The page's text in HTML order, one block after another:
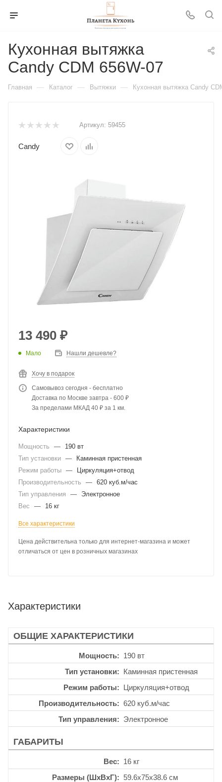
Кухонная вытяжка
Candy CDM 656W-07
Главная — Каталог — Вытяжки — Кухонная вытяжка Candy
Артикул: 59455
Candy
13 490 ₽
Мало Нашли дешевле?
Хочу в подарок
Самовывоз сегодня - бесплатно
Доставка по Москве завтра - 600 ₽
За пределами МКАД 40 ₽ за 1 км.
Характеристики
Мощность —
190 вт
Тип установки —
Каминная пристенная
Режим работы —
Циркуляция+отвод
Производительность
— 620 куб.м/час
Тип управления
—
Электронное
Вес
— 16 кг
Все характеристики
Цена действительна только для интернет-магазина и может
отличаться от цен в розничных магазинах
Характеристики
ОБЩИЕ ХАРАКТЕРИСТИКИ
Мощность
190 вт
Тип установки
Каминная пристенная
Режим работы
Циркуляция+отвод
Производительность
620 куб.м/час
Тип управления
Электронное
ГАБАРИТЫ
Вес
16 кг
Размеры (ШхВхГ)
59.6x75x38.6 см